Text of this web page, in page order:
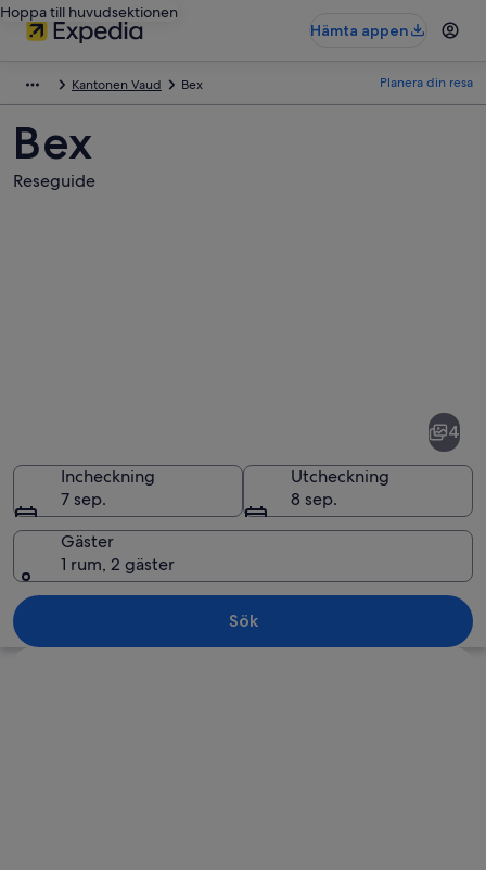
Hoppa till huvudsektionen
Hämta appen
Kantonen Vaud Bex Planera din resa
Bex
Reseguide
Ett kuperat landskap med vingårdar,
4
Incheckning
7 sep.
Utcheckning
8 sep.
Gäster
1 rum, 2 gäster
Sök